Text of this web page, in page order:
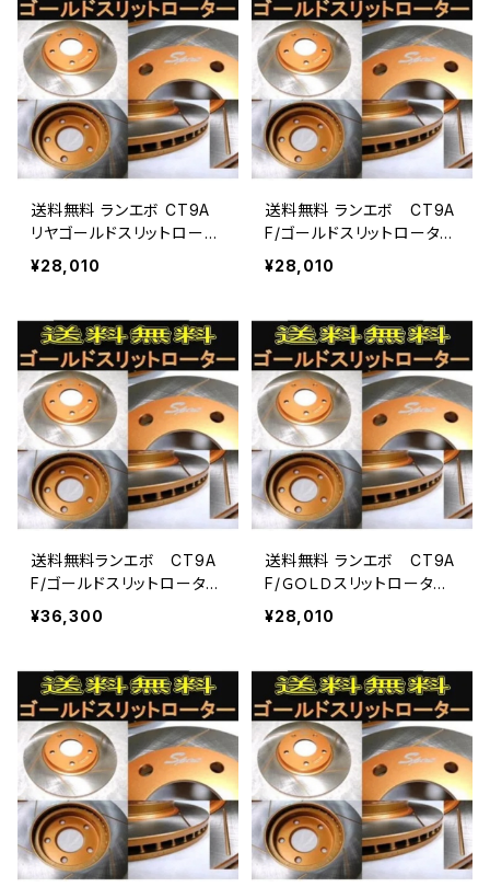
送料無料 ランエボ CT9A
リヤゴールドスリットロータ
ー＆パッド
¥28,010
送料無料 ランエボ CT9A
F/ゴールドスリットローター
＆パッド
¥28,010
送料無料ランエボ CT9A
F/ゴールドスリットローター
＆ストリートパッド
¥36,300
送料無料 ランエボ CT9A
F/ＧＯＬＤスリットローター
＆パッド
¥28,010